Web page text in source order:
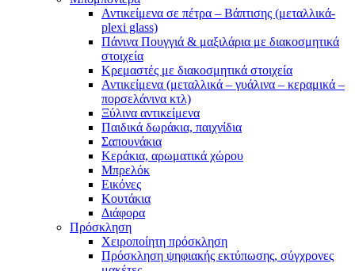
Αντικείμενα σε πέτρα – Βάπτισης (μεταλλικά-
plexi glass)
Πάνινα Πουγγιά & μαξιλάρια με διακοσμητικά
στοιχεία
Κρεμαστές με διακοσμητικά στοιχεία
Αντικείμενα (μεταλλικά – γυάλινα – κεραμικά –
πορσελάνινα κτλ)
Ξύλινα αντικείμενα
Παιδικά δωράκια, παιχνίδια
Σαπουνάκια
Κεράκια, αρωματικά χώρου
Μπρελόκ
Εικόνες
Κουτάκια
Διάφορα
Πρόσκληση
Χειροποίητη πρόσκληση
Πρόσκληση ψηφιακής εκτύπωσης, σύγχρονες